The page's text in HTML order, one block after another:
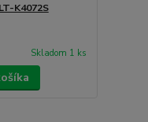
K4072S
Skladom 1 ks